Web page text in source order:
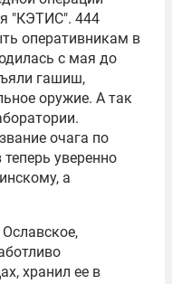
"КЭТИС". 444
оперативникам в
с мая до
гашиш,
оружие. А так
очага по
уверенно
а
хранил ее в